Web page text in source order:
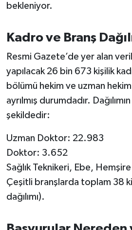
bekleniyor.
Kadro ve Branş
Resmi Gazete’de yer alan
yapılacak 26 bin 673 kişilik
bölümü hekim ve uzman
ayrılmış durumdadır.
şekildedir:
Uzman Doktor: 22.983
Doktor: 3.652
Sağlık Teknikeri, Ebe,
Çeşitli branşlarda toplam 38
dağılımı).
SEYAHAT
SİYASET
SPOR
SÜRMANŞET
Susurluk
TARİHTE BUGÜN